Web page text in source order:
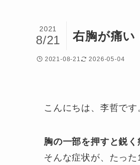
右胸が痛い
2021
8/21
2021-08-21 2026-05-04
こんにちは、李哲です
胸の一部を押すと鋭く
そんな症状が、たっ